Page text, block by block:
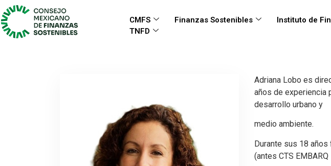
CMFS Finanzas Sostenibles Instituto de
TNFD
Adriana Lobo es
años de experiencia
desarrollo urbano y
medio ambiente.
Durante sus 18
(antes CTS